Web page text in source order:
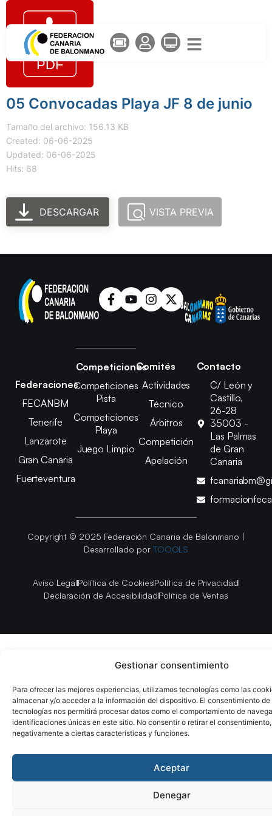
Gestionar consentimiento
Para ofrecer las mejores experiencias, utilizamos tecnologías como las
almacenar y/o acceder a la información del dispositivo. El consentimiento de
tecnologías nos permitirá procesar datos como el comportamiento de
identificaciones únicas en este sitio. No consentir o retirar el
negativamente a ciertas características y funciones.
Aceptar
Denegar
05 Convocadas Playa JF 8 de junio
Tamaño del archivo: 156.13 KB
Created: 06-06-2025
Updated: 06-06-2025
Hits: 68
DESCARGAR VISTA PREVIA
Federaciones
FECANBM
Tenerife
Lanzarote
Gran Canaria
Fuerteventura
Competiciones
Competiciones
Pista
Competiciones
Playa
Juego Limpio
Comités
Actividades
Técnico
Árbitros
Competición
Apelación
Contacto
C/ León y
Castillo,
26-28
35003 -
Las Palmas
de Gran
Canaria
Copyright © 2025 Federación Canaria de Balonmano |
Desarrollado por TOOOLS
Aviso LegalPolítica de CookiesPolítica de Privacidad
Declaración de AccesibilidadPolítica de Ventas